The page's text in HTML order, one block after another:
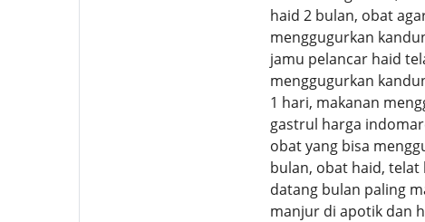
haid 2 bulan, obat
menggugurkan
jamu pelancar haid
menggugurkan
1 hari, makanan
gastrul harga
obat yang bisa
bulan, obat haid,
datang bulan paling
manjur di apotik dan